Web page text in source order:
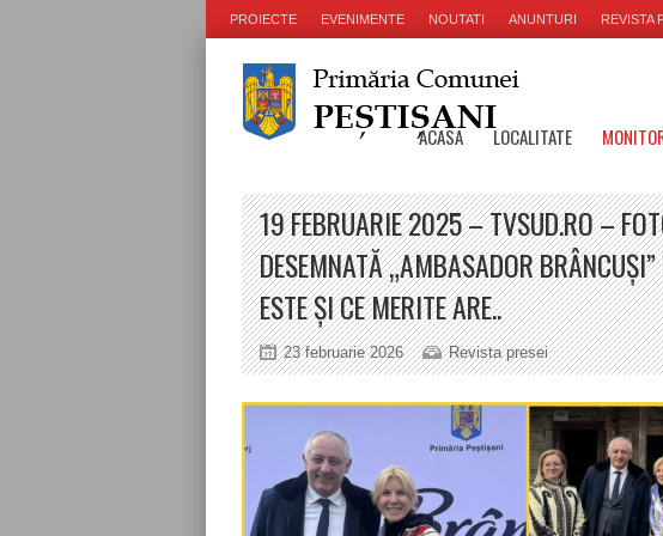
PROIECTE EVENIMENTE NOUTATI ANUNTURI REVISTA
ACASA LOCALITATE
19 FEBRUARIE 2025 – TVSUD.RO –
DESEMNATĂ „AMBASADOR
ESTE ȘI CE MERITE ARE..
23 februarie 2026 Revista presei